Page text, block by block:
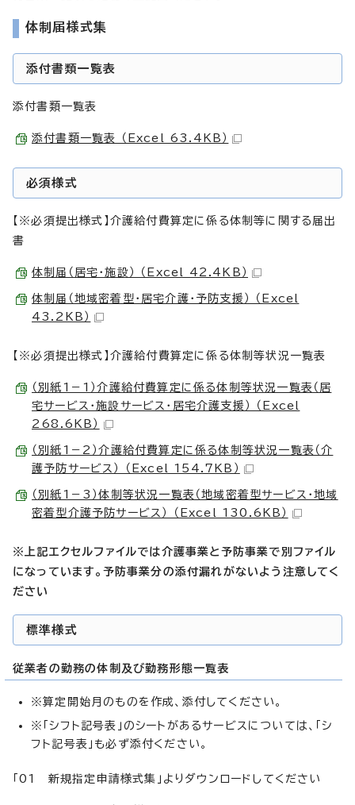
体制届様式集
添付書類一覧表
添付書類一覧表
添付書類一覧表 （Excel 63.4KB）
必須様式
【※必須提出様式】介護給付費算定に係る体制等に関する届出
書
体制届（居宅・施設） （Excel 42.4KB）
体制届（地域密着型・居宅介護・予防支援） （Excel
43.2KB）
【※必須提出様式】介護給付費算定に係る体制等状況一覧表
（別紙1－1）介護給付費算定に係る体制等状況一覧表（居
宅サービス・施設サービス・居宅介護支援） （Excel
268.6KB）
（別紙1－2）介護給付費算定に係る体制等状況一覧表（介
護予防サービス） （Excel 154.7KB）
（別紙1－3）体制等状況一覧表（地域密着型サービス・地域
密着型介護予防サービス） （Excel 130.6KB）
※上記エクセルファイルでは介護事業と予防事業で別ファイル
になっています。予防事業分の添付漏れがないよう注意してく
ださい
標準様式
従業者の勤務の体制及び勤務形態一覧表
※算定開始月のものを作成、添付してください。
※「シフト記号表」のシートがあるサービスについては、「シ
フト記号表」も必ず添付ください。
「01 新規指定申請様式集」よりダウンロードしてください